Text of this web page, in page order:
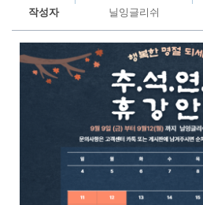
작성자 닐잉글리쉬